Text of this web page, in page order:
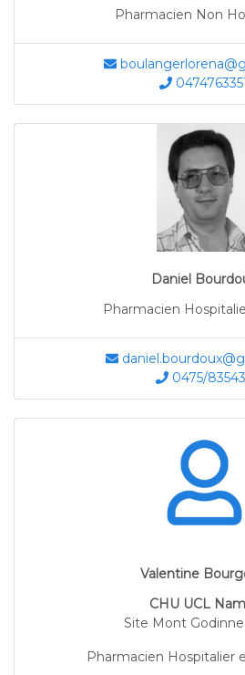
Pharmacien Non
Daniel
Pharmacien
0475/
Valentine
CHU UCL
Site Mont Godinne
Pharmacien Hospitalier